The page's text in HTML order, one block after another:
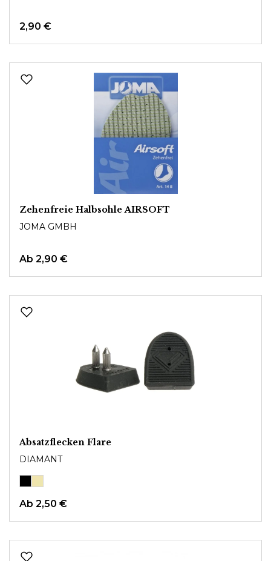
2,90 €
Zehenfreie Halbsohle AIRSOFT
JOMA GMBH
Ab 2,90 €
Absatzflecken Flare
DIAMANT
Ab 2,50 €